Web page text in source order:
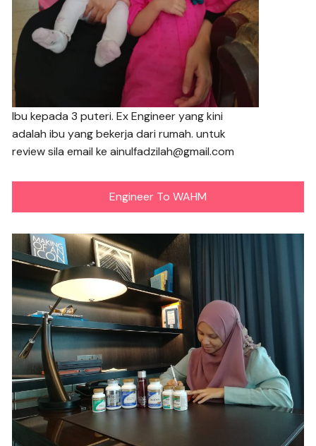
Ibu kepada 3 puteri. Ex Engineer yang kini
adalah ibu yang bekerja dari rumah. untuk
review sila email ke ainulfadzilah@gmail.com
Engineer To WAHM